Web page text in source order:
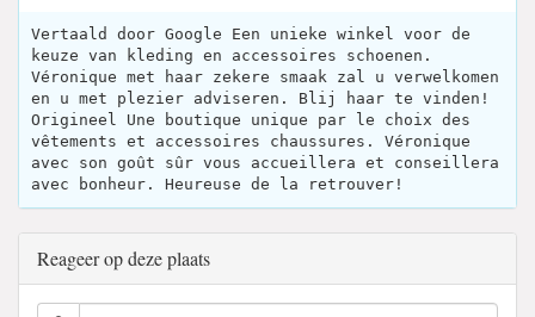
Vertaald door Google Een unieke winkel voor de
keuze van kleding en accessoires schoenen.
Véronique met haar zekere smaak zal u verwelkomen
en u met plezier adviseren. Blij haar te vinden!
Origineel Une boutique unique par le choix des
vêtements et accessoires chaussures. Véronique
avec son goût sûr vous accueillera et conseillera
avec bonheur. Heureuse de la retrouver!
Reageer op deze plaats